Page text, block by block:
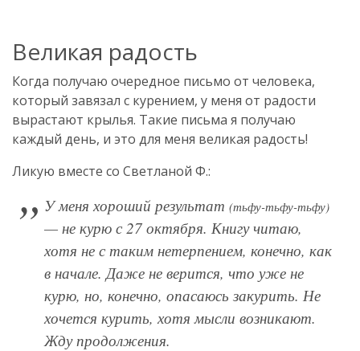
Великая радость
Когда получаю очередное письмо от человека,
который завязал с курением, у меня от радости
вырастают крылья. Такие письма я получаю
каждый день, и это для меня великая радость!
Ликую вместе со Светланой Ф.:
У меня хороший результат (тьфу-тьфу-тьфу)
— не курю с 27 октября. Книгу читаю,
хотя не с таким нетерпением, конечно, как
в начале. Даже не верится, что уже не
курю, но, конечно, опасаюсь закурить. Не
хочется курить, хотя мысли возникают.
Жду продолжения.